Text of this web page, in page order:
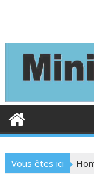
o
t
Vous êtes ici